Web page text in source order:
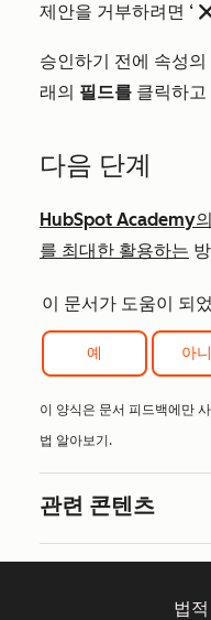
제안을 거부하려면 ‘
승인하기 전에 속성
래의 필드를 클릭하고
다음 단계
HubSpot Academy
를 최대한 활용하는
이 문서가 도움이 되
예 아
이 양식은 문서 피드백에만
법 알아보기.
관련 콘텐츠
법